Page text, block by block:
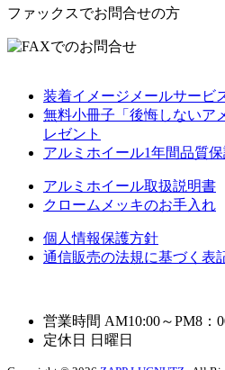
ファックスでお問合せの方
装着イメージメールサービ
無料小冊子「後悔しないア
レゼント
アルミホイール1年間品質
アルミホイール取扱説明書
クロームメッキのお手入れ
個人情報保護方針
通信販売の法規に基づく表
営業時間 AM10:00～PM8：
定休日 日曜日